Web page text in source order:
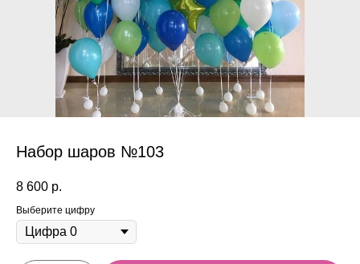
Набор шаров №103
8 600 р.
Выберите цифру